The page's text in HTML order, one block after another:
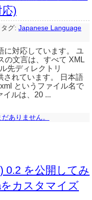
)
タグ: Japanese Language
に対応しています。 ユ
の文言は、すべて XML
先ディレクトリ
されています。 日本語
というファイル名で
イルは、20 ...
ありません。
0.2 を公開してみ
カスタマイズ